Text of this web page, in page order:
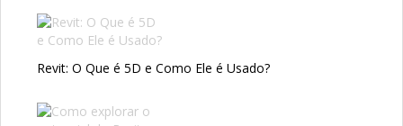
Revit: O Que é 5D e Como Ele é Usado?